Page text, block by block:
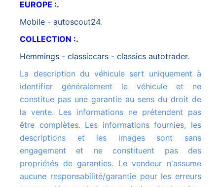
EUROPE :.
mobile - autoscout24.
COLLECTION :.
hemmings - classiccars - classics autotrader.
La description du véhicule sert uniquement à
identifier généralement le véhicule et ne
constitue pas une garantie au sens du droit de
la vente. Les informations ne prétendent pas
être complètes. Les informations fournies, les
descriptions et les images sont sans
engagement et ne constituent pas des
propriétés de garanties. Le vendeur n'assume
aucune responsabilité/garantie pour les erreurs